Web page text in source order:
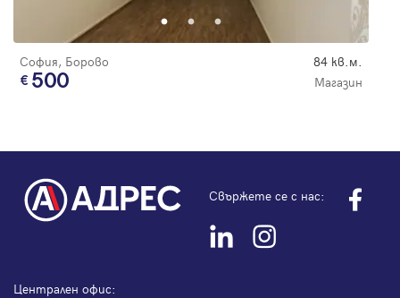
София, Борово 84 кв.м.
500 Магазин
Свържете се с нас:
Централен офис: